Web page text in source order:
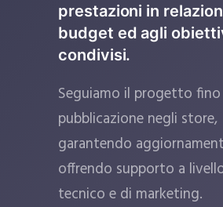
prestazioni in
budget ed agli
condivisi.
Seguiamo il progetto fino
pubblicazione negli store,
garantendo
offrendo supporto a
tecnico e di marketing.